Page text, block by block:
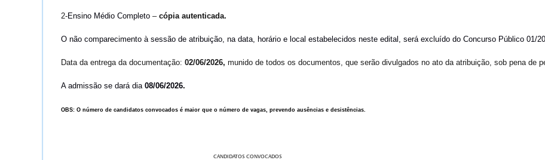
2-Ensino Médio Completo –cópia autenticada.
O não comparecimento à sessão de atribuição, na data, horário e local estabelecidos neste edital, será excluído do Concurso Público 01/
Data da entrega da documentação: 02/06/2026, munido de todos os documentos, que serão divulgados no ato da atribuição, sob pena de
A admissão se dará dia 08/06/2026.
OBS: O número de candidatos convocados é maior que o número de vagas, prevendo ausências e desistências.
CANDIDATOS CONVOCADOS